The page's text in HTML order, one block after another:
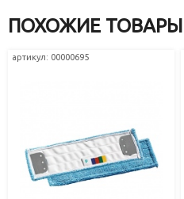
ПОХОЖИЕ ТОВАРЫ
артикул: 00000695